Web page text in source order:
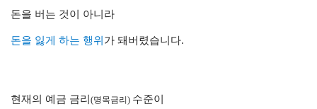
돈을 버는 것이 아니라
돈을 잃게 하는 행위가 돼버렸습니다.
현재의 예금 금리(명목금리) 수준이